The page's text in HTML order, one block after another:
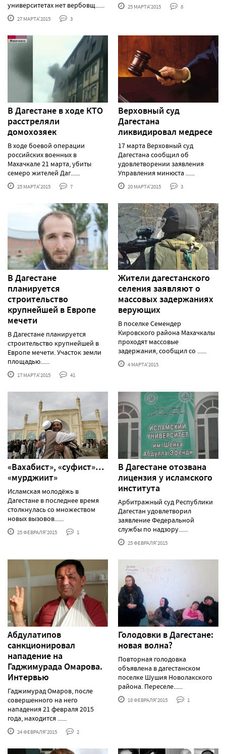
университетах нет вербовщ......
27 МАРТА'2015 3
25 МАРТА'2015 8
В Дагестане в ходе КТО
расстреляли
домохозяек
В ходе боевой операции
российских военных в
Махачкале 21 марта, убиты
семеро жителей Даг......
25 МАРТА'2015 7
Верховный суд
Дагестана
ликвидировал медресе
17 марта Верховный суд
Дагестана сообщил об
удовлетворении заявления
Управления минюста ......
20 МАРТА'2015 3
В Дагестане
планируется
строительство
крупнейшей в Европе
мечети
В Дагестане планируется
строительство крупнейшей в
Европе мечети. Участок земли
площадью......
17 МАРТА'2015 41
Жители дагестанского
селения заявляют о
массовых задержаниях
верующих
В поселке Семендер
Кировского района Махачкалы
проходят массовые
задержания, сообщил со ......
4 МАРТА'2015
«Вахабист», «суфист»…
«мурджиит»
Исламская молодёжь в
Дагестане в последнее время
столкнулась со множеством
новых вызовов......
25 ФЕВРАЛЯ'2015 1
В Дагестане отозвана
лицензия у исламского
института
Арбитражный суд Республики
Дагестан удовлетворил
заявление Федеральной
службы по надзору......
25 ФЕВРАЛЯ'2015
Абдулатипов
санкционировал
нападение на
Гаджимурада Омарова.
Интервью
Гаджимурад Омаров, после
совершенного на него
нападения 21 февраля 2015
года, находится ......
24 ФЕВРАЛЯ'2015 2
Голодовки в Дагестане:
новая волна?
Повторная голодовка
объявлена в дагестанском
поселке Шушия Новолакского
района. Переселе......
18 ФЕВРАЛЯ'2015 1